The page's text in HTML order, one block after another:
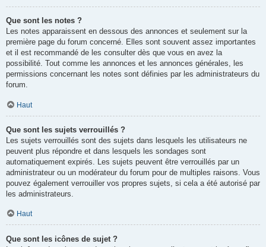
Que sont les notes ?
Les notes apparaissent en dessous des annonces et seulement sur la
première page du forum concerné. Elles sont souvent assez importantes
et il est recommandé de les consulter dès que vous en avez la
possibilité. Tout comme les annonces et les annonces générales, les
permissions concernant les notes sont définies par les administrateurs du
forum.
Haut
Que sont les sujets verrouillés ?
Les sujets verrouillés sont des sujets dans lesquels les utilisateurs ne
peuvent plus répondre et dans lesquels les sondages sont
automatiquement expirés. Les sujets peuvent être verrouillés par un
administrateur ou un modérateur du forum pour de multiples raisons. Vous
pouvez également verrouiller vos propres sujets, si cela a été autorisé par
les administrateurs.
Haut
Que sont les icônes de sujet ?